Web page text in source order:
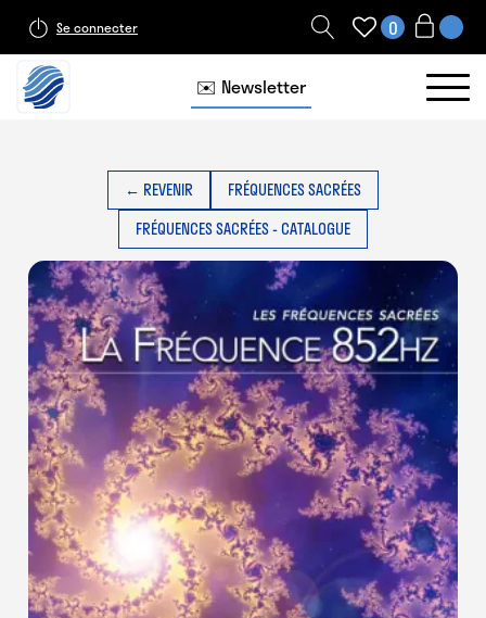
Se connecter 0
✉️ Newsletter
← REVENIR
FRÉQUENCES SACRÉES
FRÉQUENCES SACRÉES - CATALOGUE